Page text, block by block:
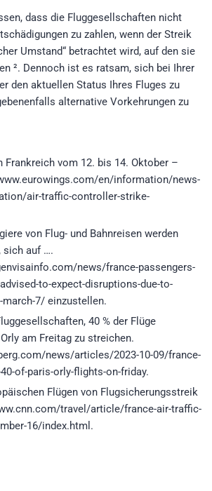
dass die Fluggesellschaften nicht
zu zahlen, wenn der Streik
Umstand“ betrachtet wird, auf den sie
². Dennoch ist es ratsam, sich bei Ihrer
den aktuellen Status Ihres Fluges zu
alternative Vorkehrungen zu
Frankreich vom 12. bis 14. Oktober –
en/information/news-
air-traffic-controller-strike-
von Flug- und Bahnreisen werden
sich auf ….
news/france-passengers-
to-expect-disruptions-due-to-
7/ einzustellen.
40 % der Flüge
am Freitag zu streichen.
news/articles/2023-10-09/france-
of-paris-orly-flights-on-friday.
Flügen von Flugsicherungsstreik
travel/article/france-air-traffic-
16/index.html.